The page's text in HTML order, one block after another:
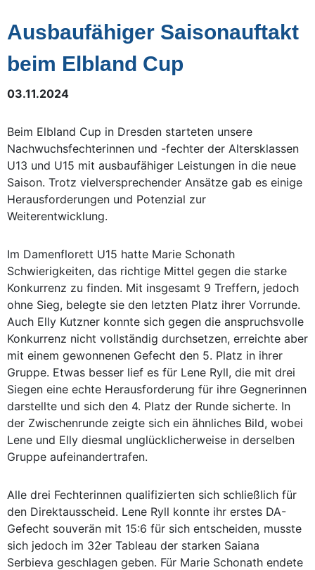
Ausbaufähiger Saisonauftakt
beim Elbland Cup
03.11.2024
Beim Elbland Cup in Dresden starteten unsere
Nachwuchsfechterinnen und -fechter der Altersklassen
U13 und U15 mit ausbaufähiger Leistungen in die neue
Saison. Trotz vielversprechender Ansätze gab es einige
Herausforderungen und Potenzial zur
Weiterentwicklung.
Im Damenflorett U15 hatte Marie Schonath
Schwierigkeiten, das richtige Mittel gegen die starke
Konkurrenz zu finden. Mit insgesamt 9 Treffern, jedoch
ohne Sieg, belegte sie den letzten Platz ihrer Vorrunde.
Auch Elly Kutzner konnte sich gegen die anspruchsvolle
Konkurrenz nicht vollständig durchsetzen, erreichte aber
mit einem gewonnenen Gefecht den 5. Platz in ihrer
Gruppe. Etwas besser lief es für Lene Ryll, die mit drei
Siegen eine echte Herausforderung für ihre Gegnerinnen
darstellte und sich den 4. Platz der Runde sicherte. In
der Zwischenrunde zeigte sich ein ähnliches Bild, wobei
Lene und Elly diesmal unglücklicherweise in derselben
Gruppe aufeinandertrafen.
Alle drei Fechterinnen qualifizierten sich schließlich für
den Direktausscheid. Lene Ryll konnte ihr erstes DA-
Gefecht souverän mit 15:6 für sich entscheiden, musste
sich jedoch im 32er Tableau der starken Saiana
Serbieva geschlagen geben. Für Marie Schonath endete